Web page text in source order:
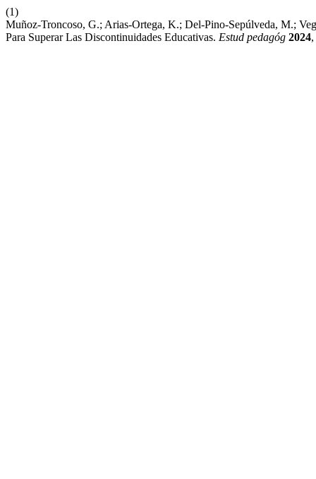
(1)
Muñoz-Troncoso, G.; Arias-Ortega, K.; Del-Pino-Sepúlveda, M.;
Para Superar Las Discontinuidades Educativas. Estud pedagóg 2024,